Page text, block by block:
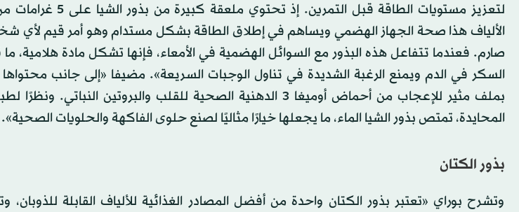
لتعزيز مستويات الطاقة
الألياف هذا صحة الجهاز الهضمي ويساهم في إطلاق الطاقة بشكل مستدام وهو أمر قيم لأي
صارم. فعندما تتفاعل هذه البذور مع السوائل الهضمية في الأمعاء، فإنها تشكل مادة هلامية،
السكر في الدم ويمنع الرغبة الشديدة في تناول الوجبات السريعة». مضيفا «إلى جانب محتواها
بملف مثير للإعجاب من أحماض أوميغا 3 الدهنية الصحية للقلب والبروتين
المحايدة، تمتص بذور الشيا الماء، ما يجعلها خيارًا مثاليًا لصنع حلوى الفاكهة والحلويات الصحية».
بذور الكتان
وتشرح بوراي «تعتبر بذور الكتان واحدة من أفضل المصادر الغذائية للألياف القابلة